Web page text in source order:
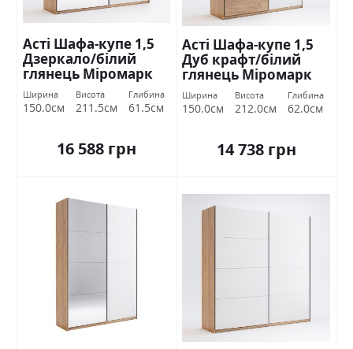
Асті Шафа-купе 1,5
Дзеркало/білий
глянець Міромарк
Ширина
150.0см
Висота
211.5см
Глибина
61.5см
16 588 грн
Асті Шафа-купе 1,5
Дуб крафт/білий
глянець Міромарк
Ширина
150.0см
Висота
212.0см
Глибина
62.0см
14 738 грн